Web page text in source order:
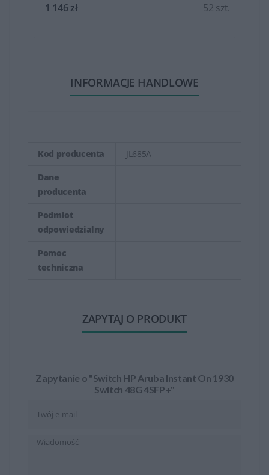
1 146 zł 52 szt.
INFORMACJE HANDLOWE
Kod producenta JL685A
Dane
producenta
Podmiot
odpowiedzialny
Pomoc
techniczna
ZAPYTAJ O PRODUKT
Zapytanie o "Switch HP Aruba Instant On 1930
Switch 48G 4SFP+"